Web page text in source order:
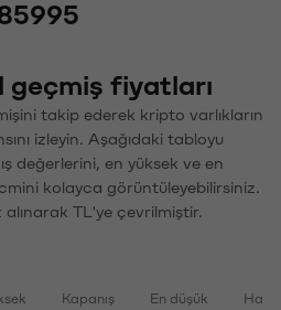
fiyatları
takip ederek kripto varlıkların
izleyin. Aşağıdaki tabloyu
değerlerini, en yüksek ve en
kolayca görüntüleyebilirsiniz.
TL'ye çevrilmiştir.
Kapanış En düşük